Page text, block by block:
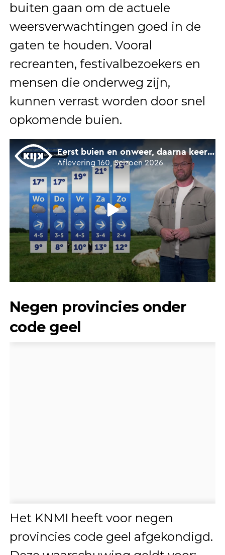
buiten gaan om de actuele
weersverwachtingen goed in de
gaten te houden. Vooral
recreanten, festivalbezoekers en
mensen die onderweg zijn,
kunnen verrast worden door snel
opkomende buien.
Negen provincies onder
code geel
Het KNMI heeft voor negen
provincies code geel afgekondigd.